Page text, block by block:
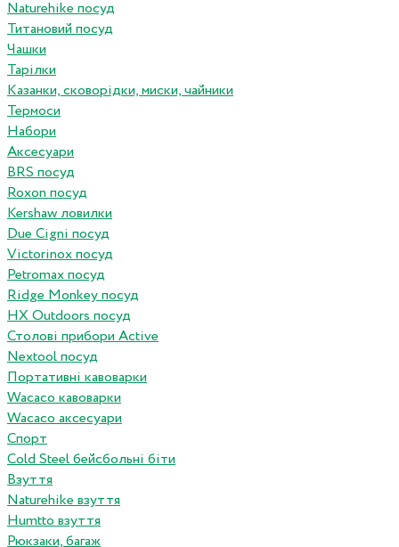
Naturehike посуд
Титановий посуд
Чашки
Тарілки
Казанки, сковорідки, миски, чайники
Термоси
Набори
Аксесуари
BRS посуд
Roxon посуд
Kershaw ловилки
Due Cigni посуд
Victorinox посуд
Petromax посуд
Ridge Monkey посуд
HX Outdoors посуд
Столові прибори Active
Nextool посуд
Портативні кавоварки
Wacaco кавоварки
Wacaco аксесуари
Спорт
Cold Steel бейсбольні біти
Взуття
Naturehike взуття
Humtto взуття
Рюкзаки, багаж